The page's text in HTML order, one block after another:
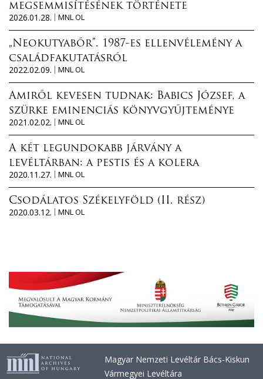
megsemmisítésének története
2026.01.28.
MNL OL
„Neokutyabőr”. 1987-es ellenvélemény a
családfakutatásról
2022.02.09.
MNL OL
Amiről kevesen tudnak: Babics József, a
szürke eminenciás könyvgyűjteménye
2021.02.02.
MNL OL
A két legundokabb járvány a
levéltárban: a pestis és a kolera
2020.11.27.
MNL OL
Csodálatos Székelyföld (II. rész)
2020.03.12.
MNL OL
Magyar Nemzeti Levéltár Bács-Kiskun
Vármegyei Levéltára